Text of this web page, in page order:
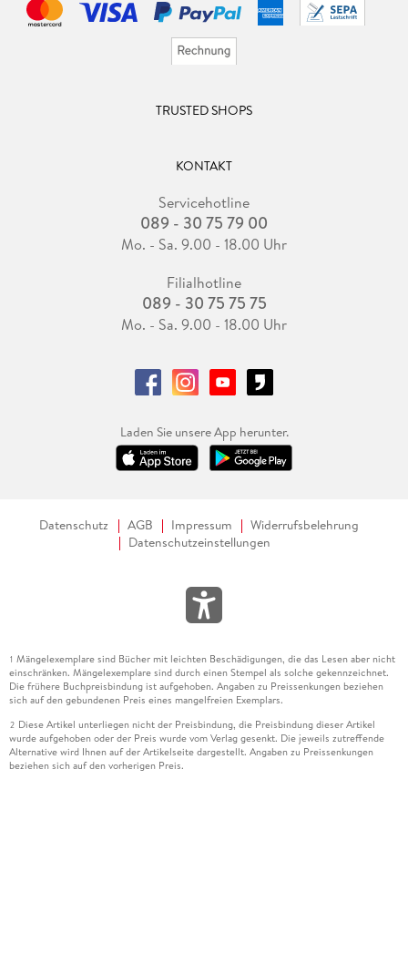
TRUSTED SHOPS
KONTAKT
Servicehotline
089 - 30 75 79 00
Mo. - Sa. 9.00 - 18.00 Uhr
Filialhotline
089 - 30 75 75 75
Mo. - Sa. 9.00 - 18.00 Uhr
Laden Sie unsere App herunter.
Datenschutz AGB Impressum
Widerrufsbelehrung
Datenschutzeinstellungen
1 Mängelexemplare sind Bücher mit leichten Beschädigungen, die das Lesen aber nicht
einschränken. Mängelexemplare sind durch einen Stempel als solche gekennzeichnet.
Die frühere Buchpreisbindung ist aufgehoben. Angaben zu Preissenkungen beziehen
sich auf den gebundenen Preis eines mangelfreien Exemplars.
2 Diese Artikel unterliegen nicht der Preisbindung, die Preisbindung dieser Artikel
wurde aufgehoben oder der Preis wurde vom Verlag gesenkt. Die jeweils zutreffende
Alternative wird Ihnen auf der Artikelseite dargestellt. Angaben zu Preissenkungen
beziehen sich auf den vorherigen Preis.